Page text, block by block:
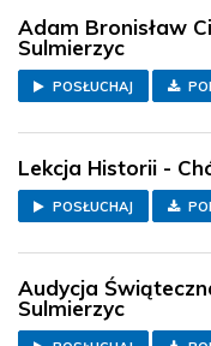
Adam Bronisław
Sulmierzyc
POSŁUCHAJ
Lekcja Historii -
POSŁUCHAJ
Audycja
Sulmierzyc